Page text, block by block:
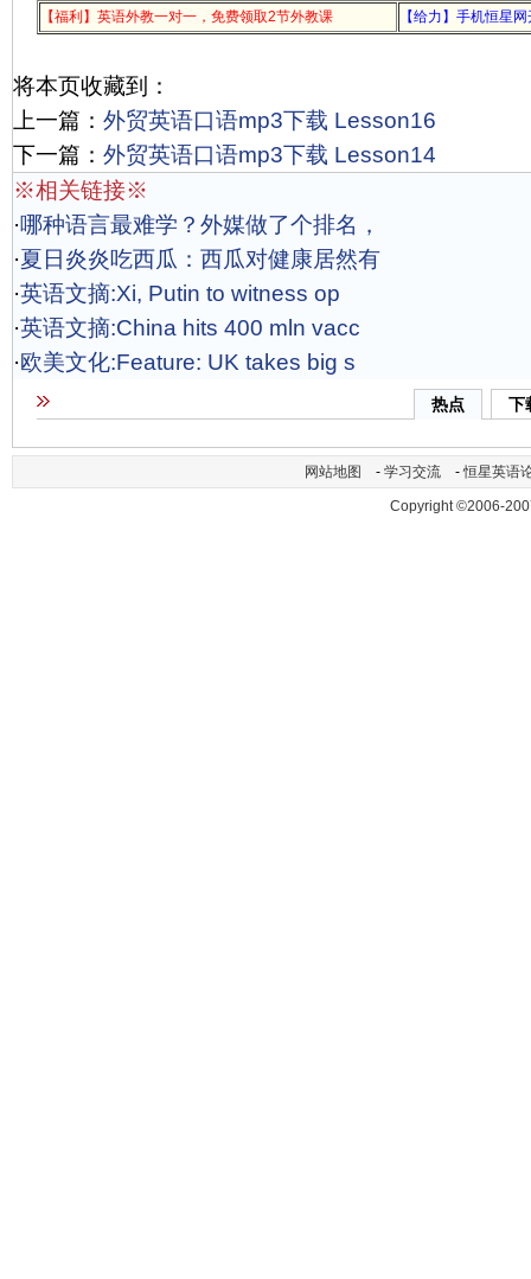
【福利】英语外教一对一，免费领取2节外教课 【给力】手机恒星
将本页收藏到：
上一篇： 外贸英语口语mp3下载 Lesson16
下一篇： 外贸英语口语mp3下载 Lesson14
※相关链接※
·哪种语言最难学？外媒做了个排名，
·夏日炎炎吃西瓜：西瓜对健康居然有
·英语文摘:Xi, Putin to witness op
·英语文摘:China hits 400 mln vacc
·欧美文化:Feature: UK takes big s
热点 下
网站地图 - 学习交流 -恒星英语
Copyright ©2006-